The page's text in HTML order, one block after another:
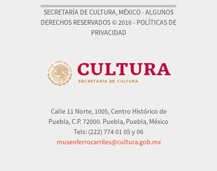
SECRETARÍA DE CULTURA, MÉXICO - ALGUNOS
DERECHOS RESERVADOS © 2016 - POLÍTICAS DE
PRIVACIDAD
Calle 11 Norte, 1005, Centro Histórico de
Puebla, C.P. 72000. Puebla, Puebla, México
Tels: (222) 774 01 05 y 06
museoferrocarriles@cultura.gob.mx